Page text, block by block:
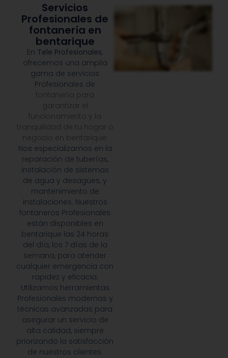
Servicios
Profesionales de
fontanería en
bentarique
En Tele Profesionales,
ofrecemos una amplia
gama de servicios
Profesionales de
fontanería para
garantizar el
funcionamiento y la
tranquilidad de tu hogar o
negocio en bentarique.
Nos especializamos en la
reparación de tuberías,
instalación de sistemas
de agua y desagües, y
mantenimiento de
instalaciones. Nuestros
fontaneros Profesionales
están disponibles en
bentarique las 24 horas
del día, los 7 días de la
semana, para atender
cualquier emergencia con
rapidez y eficacia.
Utilizamos herramientas
Profesionales modernas y
técnicas avanzadas para
asegurar un servicio de
alta calidad, siempre
priorizando la satisfacción
de nuestros clientes.